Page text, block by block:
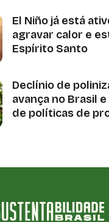
El Niño já está
agravar calor e
Espírito Santo
Declínio de
avança no Brasil
de políticas de